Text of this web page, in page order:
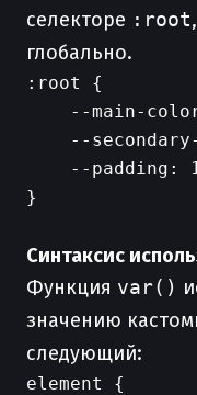
селекторе :root
глобально.
:root {
--main-
--
--padding:
}
Синтаксис
Функция var()
значению
следующий:
element {